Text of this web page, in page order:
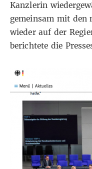
Kanzlerin
gemeinsam mit den
wieder auf der
berichtete die